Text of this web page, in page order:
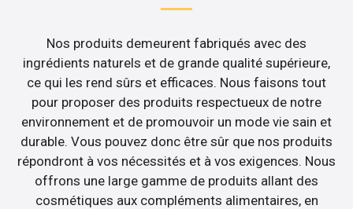
Nos produits demeurent fabriqués avec des
ingrédients naturels et de grande qualité supérieure,
ce qui les rend sûrs et efficaces. Nous faisons tout
pour proposer des produits respectueux de notre
environnement et de promouvoir un mode vie sain et
durable. Vous pouvez donc être sûr que nos produits
répondront à vos nécessités et à vos exigences. Nous
offrons une large gamme de produits allant des
cosmétiques aux compléments alimentaires, en